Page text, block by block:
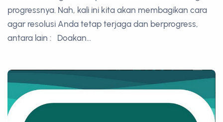
progressnya. Nah, kali ini kita akan membagikan cara
agar resolusi Anda tetap terjaga dan berprogress,
antara lain : Doakan...